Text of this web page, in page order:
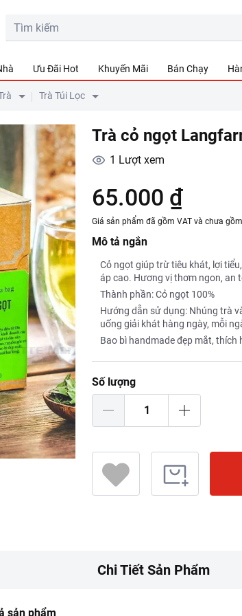
Ưu Đãi Hot Khuyến Mãi Bán Chạy
Trà Túi Lọc
Trà cỏ ngọt
1 Lượt xem
65.000 ₫
Giá sản phẩm đã gồm VAT và chưa
Mô tả ngắn
Cỏ ngọt giúp trừ tiêu khát, lợi
áp cao. Hương vị thơm ngon, an
Thành phần: Cỏ ngọt 100%
Hướng dẫn sử dụng: Nhúng trà
uống giải khát hàng ngày, mỗi
Bao bì handmade đẹp mắt,
Số lượng
Chi Tiết Sản Phẩm
sản phẩm